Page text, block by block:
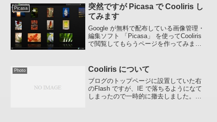
場所に入れ込んでいけば...
Picasa
突然ですが Picasa で Cooliris し
てみます
Google が無料で配布している画像管理・
編集ソフト 「Picasa」 を使ってCooliris
で閲覧してもらうページを作ってみまし
Photo Cooliris について
ブログのトップページに設置していた右
のFlash ですが、IE で落ちるようになて
しまったので一時的に撤去しました。落